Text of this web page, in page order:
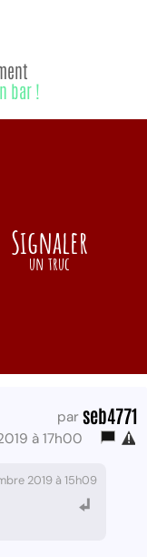
bar !
Signaler
un truc
par seb4771
à 17h00
2019 à 15h09